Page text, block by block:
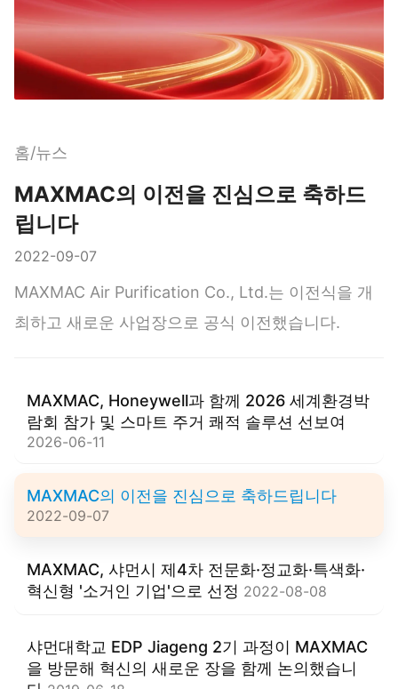
홈/뉴스
MAXMAC의 이전을 진심으로 축하드
립니다
2022-09-07
MAXMAC Air Purification Co., Ltd.는 이전식을 개
최하고 새로운 사업장으로 공식 이전했습니다.
MAXMAC, Honeywell과 함께 2026 세계환경박
람회 참가 및 스마트 주거 쾌적 솔루션 선보여
2026-06-11
MAXMAC의 이전을 진심으로 축하드립니다
2022-09-07
MAXMAC, 샤먼시 제4차 전문화·정교화·특색화·
혁신형 '소거인 기업'으로 선정 2022-08-08
샤먼대학교 EDP Jiageng 2기 과정이 MAXMAC
을 방문해 혁신의 새로운 장을 함께 논의했습니